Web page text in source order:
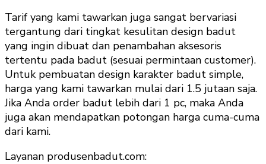
Tarif yang kami tawarkan juga sangat bervariasi
tergantung dari tingkat kesulitan design badut
yang ingin dibuat dan penambahan aksesoris
tertentu pada badut (sesuai permintaan customer).
Untuk pembuatan design karakter badut simple,
harga yang kami tawarkan mulai dari 1.5 jutaan saja.
Jika Anda order badut lebih dari 1 pc, maka Anda
juga akan mendapatkan potongan harga cuma-cuma
dari kami.
Layanan produsenbadut.com: